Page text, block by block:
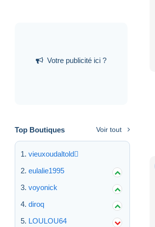
Votre publicité ici ?
Top Boutiques Voir tout
vieuxoudaltold
eulalie1995
voyonick
diroq
LOULOU64